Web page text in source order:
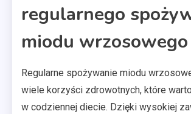
regularnego
miodu wrzosowego
Regularne spożywanie miodu
wiele korzyści zdrowotnych, które
w codziennej diecie. Dzięki wysokiej